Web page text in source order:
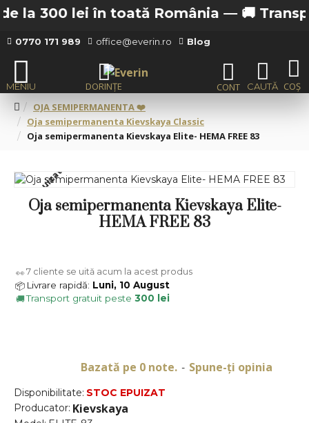
la 300 lei în toată România —🚚
0770 171 989 office@everin.ro Blog
OJA SEMIPERMANENTA ❤️
Oja semipermanenta Kievskaya Classic
Oja semipermanenta Kievskaya Elite- HEMA FREE 83
Stoc epuizat
Oja semipermanenta Kievskaya Elite-
HEMA FREE 83
Disponibilitate: STOC EPUIZAT
Producator: Kievskaya
Bazată pe 0 note. - Spune-ţi opinia
👀 7 cliente se uită acum la acest produs
📦 Livrare rapidă: Luni, 10 August
🚚Transport gratuit peste 300 lei